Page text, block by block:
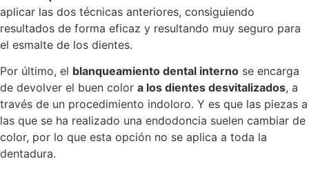
aplicar las dos técnicas anteriores, consiguiendo
resultados de forma eficaz y resultando muy seguro para
el esmalte de los dientes.
Por último, el blanqueamiento dental interno se encarga
de devolver el buen color a los dientes desvitalizados, a
través de un procedimiento indoloro. Y es que las piezas a
las que se ha realizado una endodoncia suelen cambiar de
color, por lo que esta opción no se aplica a toda la
dentadura.